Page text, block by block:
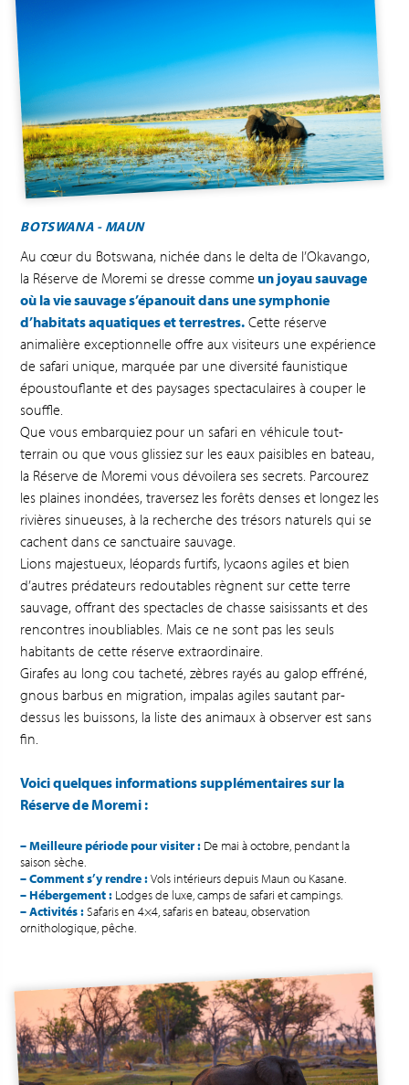
BOTSWANA - MAUN
Au cœur du Botswana, nichée dans le delta de l’Okavango,
la Réserve de Moremi se dresse comme un joyau sauvage
où la vie sauvage s’épanouit dans une symphonie
d’habitats aquatiques et terrestres. Cette réserve
animalière exceptionnelle offre aux visiteurs une expérience
de safari unique, marquée par une diversité faunistique
époustouflante et des paysages spectaculaires à couper le
souffle.
Que vous embarquiez pour un safari en véhicule tout-
terrain ou que vous glissiez sur les eaux paisibles en bateau,
la Réserve de Moremi vous dévoilera ses secrets. Parcourez
les plaines inondées, traversez les forêts denses et longez les
rivières sinueuses, à la recherche des trésors naturels qui se
cachent dans ce sanctuaire sauvage.
Lions majestueux, léopards furtifs, lycaons agiles et bien
d’autres prédateurs redoutables règnent sur cette terre
sauvage, offrant des spectacles de chasse saisissants et des
rencontres inoubliables. Mais ce ne sont pas les seuls
habitants de cette réserve extraordinaire.
Girafes au long cou tacheté, zèbres rayés au galop effréné,
gnous barbus en migration, impalas agiles sautant par-
dessus les buissons, la liste des animaux à observer est sans
fin.
Voici quelques informations supplémentaires sur la
Réserve de Moremi :
– Meilleure période pour visiter : De mai à octobre, pendant la
saison sèche.
– Comment s’y rendre :Vols intérieurs depuis Maun ou Kasane.
– Hébergement : Lodges de luxe, camps de safari et campings.
– Activités :Safaris en 4×4, safaris en bateau, observation
ornithologique, pêche.